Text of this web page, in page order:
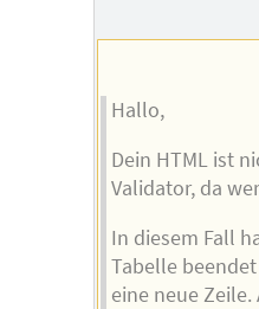
Hallo,
Dein HTML ist
Validator, da
In diesem Fall
Tabelle
eine neue